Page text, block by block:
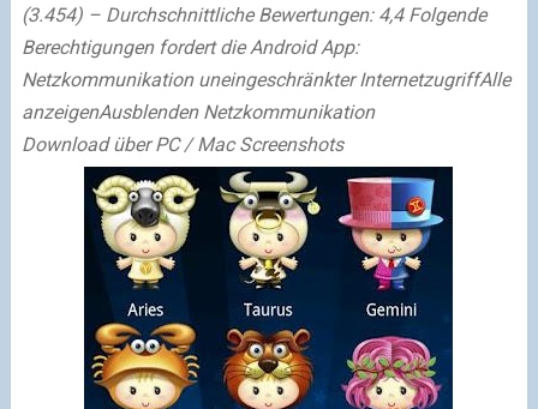
(3.454) – Durchschnittliche Bewertungen: 4,4 Folgende
Berechtigungen fordert die Android App:
Netzkommunikation uneingeschränkter InternetzugriffAlle
anzeigenAusblenden Netzkommunikation
Download über PC / MacScreenshots